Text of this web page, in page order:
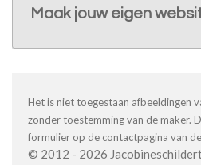
Maak jouw eigen
Het is niet toegestaan afbeeldingen
zonder toestemming van de maker.
formulier op de contactpagina van
© 2012 - 2026